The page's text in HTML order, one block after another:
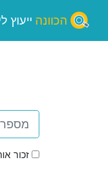
הכוונה ייעוץ
זכור